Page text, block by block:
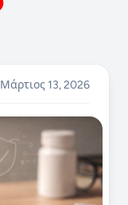
Μάρτιος 13, 2026